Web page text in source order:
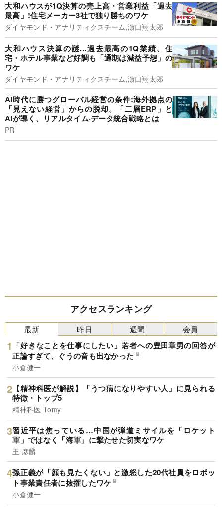
大和ハウスが1Q決算の売上高・営業利益「過去
最高」!住宅メーカー3社で独り勝ちのワケ
ダイヤモンド・アナリティクスチーム,濵口翔太郎
大和ハウス決算の謎...過去最高の1Q業績、住
宅・ホテル事業など好調も「通期は減益予想」の
ワケ
ダイヤモンド・アナリティクスチーム,濵口翔太郎
AI時代に勝つグローバル経営の条件:海外拠点の
「見えない経営」からの脱却。「二層ERP」と
AIが導く、リアルタイム·データ統合戦略とは
PR
アクセスランキング
最新
「好きなことを仕事にしたい」若者への豊田章男の回答が
正論すぎて、ぐうの音も出なかった
小倉健一
【精神科医が解説】「うつ病になりやすい人」に見られる
特徴・トップ5
精神科医 Tomy
習近平は焦っている…中国が弾道ミサイルを「ロケット
軍」ではなく「海軍」に撃たせた切実なワケ
王 彦麟
孫正義が「顔も見たくない」と激怒した20代社員をロボッ
ト事業責任者に抜擢したワケ
小倉健一
昨日 週間 会員